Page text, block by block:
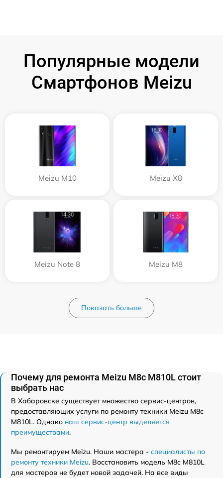
Популярные модели
Смартфонов Meizu
Meizu M10 Meizu X8
Meizu Note 8 Meizu M8
Показать больше
Почему для ремонта Meizu M8c M810L стоит
выбрать нас
В Хабаровске существует множество сервис-центров,
предоставляющих услуги по ремонту техники Meizu M8c
M810L. Однако наш сервис-центр выделяется
преимуществами.
Мы ремонтируем Meizu. Наши мастера - специалисты по
ремонту техники Meizu. Восстановить модель M8c M810L
для мастеров не будет новой задачей. На все виды